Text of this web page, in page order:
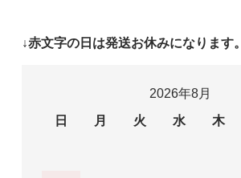
↓赤文字の日は発送お休みになります。
2026年8月
日
月 火 水 木